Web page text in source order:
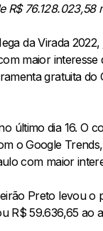
76.128.023,58
da Virada
maior
gratuita
último dia 16. O
o Google
com maior
Preto levou o
R$ 59.636,65 ao